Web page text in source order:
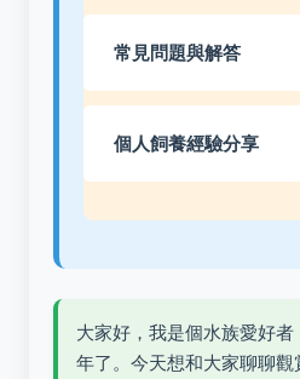
常見問題與解答
個人飼養經驗分享
大家好，我是個水族愛好
年了。今天想和大家聊聊